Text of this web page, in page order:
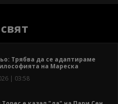
Трябва да се адаптираме
на Мареска
| 03:58